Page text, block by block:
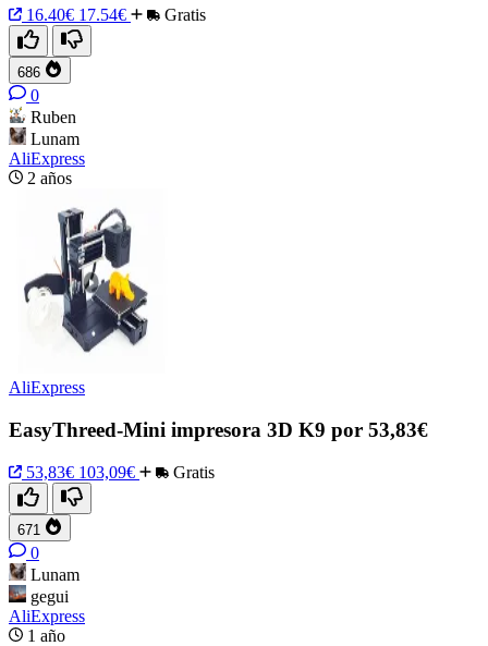
16.40€ 17.54€ Gratis
686
0
Ruben
Lunam
AliExpress
2 años
AliExpress
EasyThreed-Mini impresora 3D K9 por 53,83€
53,83€ 103,09€ Gratis
671
0
Lunam
gegui
AliExpress
1 año